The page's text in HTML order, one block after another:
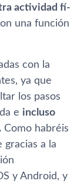
actividad fí­
una función
con la
ya que
los pasos
e incluso
Como habréis
gracias a la
y Android, y